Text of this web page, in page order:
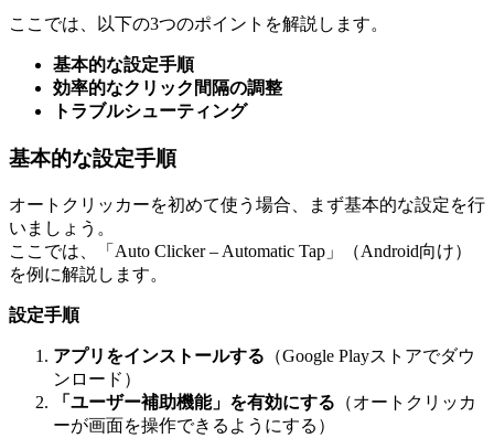
ここでは、以下の3つのポイントを解説します。
基本的な設定手順
効率的なクリック間隔の調整
トラブルシューティング
基本的な設定手順
オートクリッカーを初めて使う場合、まず基本的な設定を行
いましょう。
ここでは、「Auto Clicker – Automatic Tap」（Android向け）
を例に解説します。
設定手順
アプリをインストールする （Google Playストアでダウ
ンロード）
「ユーザー補助機能」を有効にする （オートクリッカ
ーが画面を操作できるようにする）